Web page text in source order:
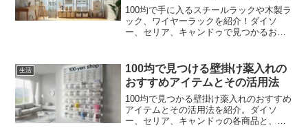
ゥと比較！
100均で手に入るスチールラックや木製ラ
ック、ワイヤーラックを紹介！ダイソ
ー、セリア、キャンドゥで見つかるおす
やデザインも豊富で、収納の悩みを解消
します。
生活
100均で見つける壁掛け薬入れの
おすすめアイテムとその活用法
100均で見つかる壁掛け薬入れのおすすめ
アイテムとその活用法を紹介。ダイソ
ー、セリア、キャンドゥの各商品と、そ